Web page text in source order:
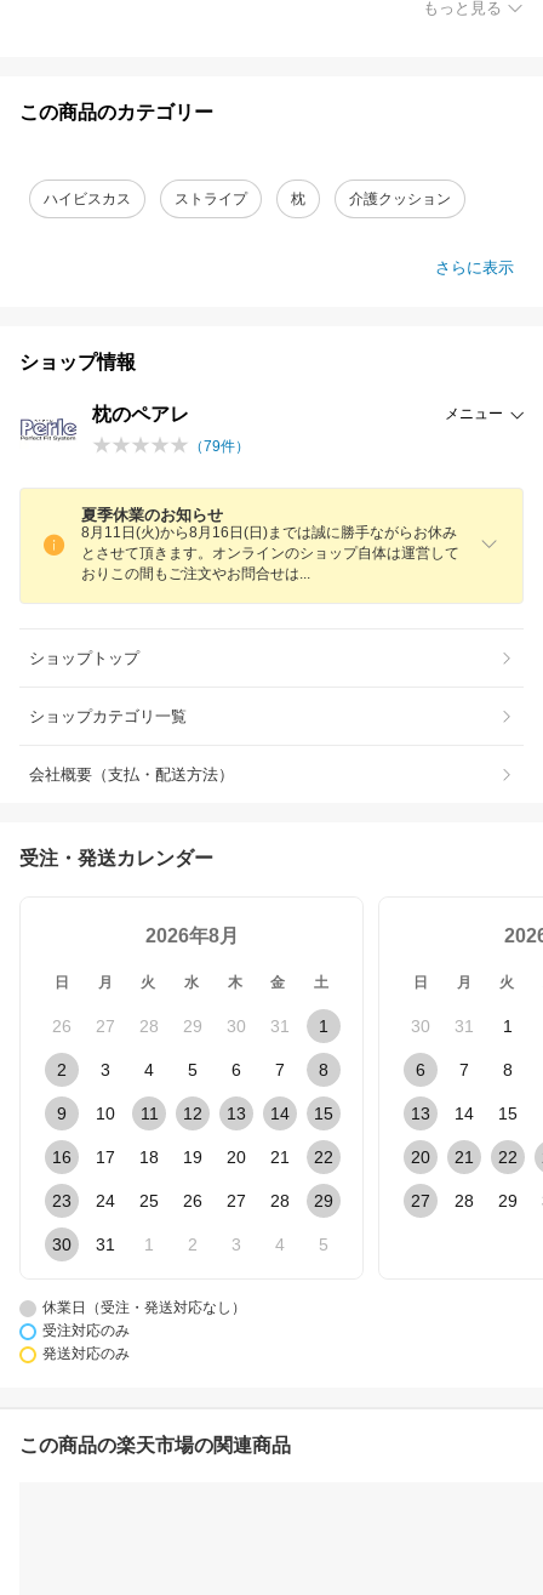
もっと見る
この商品のカテゴリー
ハイビスカス ストライプ 枕 介護クッション
さらに表示
ショップ情報
枕のペアレ
メニュー
（79件）
夏季休業のお知らせ
8月11日(火)から8月16日(日)までは誠に勝手ながらお休み
とさせて頂きます。オンラインのショップ自体は運営して
おりこの間もご注文やお問合せは
ショップトップ
ショップカテゴリ一覧
会社概要（支払・配送方法）
受注・発送カレンダー
2026年8月
日 月 火 水 木 金 土
26 27 28 29 30 31 1
2 3 4 5 6 7 8
9 10 11 12 13 14 15
16 17 18 19 20 21 22
23 24 25 26 27 28 29
30 31 1 2 3 4 5
日 月 火
30 31 1
6 7 8
13 14 15
20 21 22
27 28 29
休業日（受注・発送対応なし）
受注対応のみ
発送対応のみ
この商品の楽天市場の関連商品